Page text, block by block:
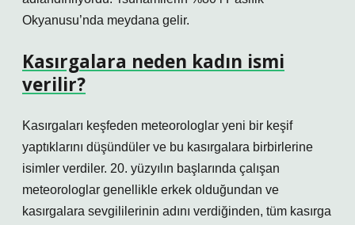
Okyanusu’nda meydana gelir.
Kasırgalara neden kadın ismi
verilir?
Kasırgaları keşfeden meteorologlar yeni bir keşif
yaptıklarını düşündüler ve bu kasırgalara birbirlerine
isimler verdiler. 20. yüzyılın başlarında çalışan
meteorologlar genellikle erkek olduğundan ve
kasırgalara sevgililerinin adını verdiğinden, tüm kasırga